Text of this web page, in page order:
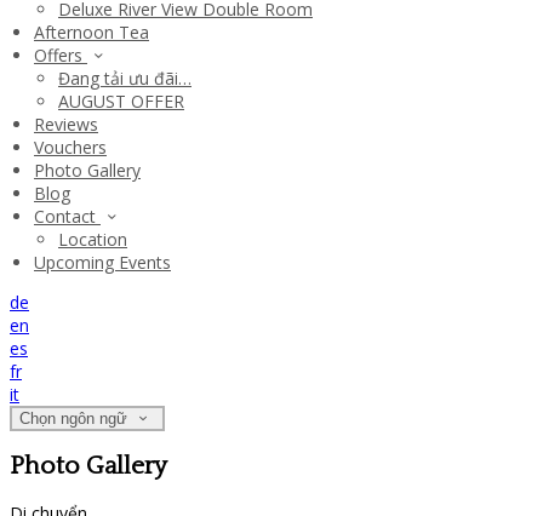
Deluxe River View Double Room
Afternoon Tea
Offers
Đang tải ưu đãi…
AUGUST OFFER
Reviews
Vouchers
Photo Gallery
Blog
Contact
Location
Upcoming Events
de
en
es
fr
it
Chọn ngôn ngữ
Photo Gallery